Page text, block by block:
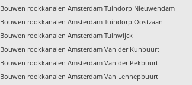
Bouwen rookkanalen Amsterdam Tuindorp Nieuwendam
Bouwen rookkanalen Amsterdam Tuindorp Oostzaan
Bouwen rookkanalen Amsterdam Tuinwijck
Bouwen rookkanalen Amsterdam Van der Kunbuurt
Bouwen rookkanalen Amsterdam Van der Pekbuurt
Bouwen rookkanalen Amsterdam Van Lennepbuurt